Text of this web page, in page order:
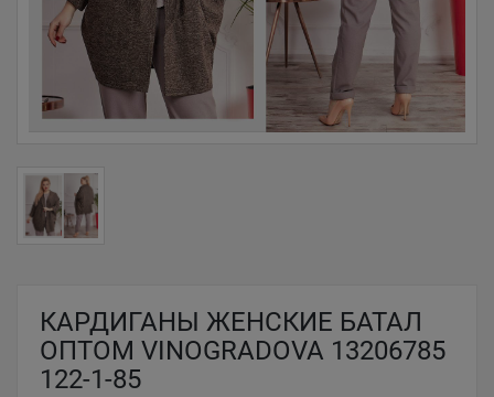
КАРДИГАНЫ ЖЕНСКИЕ БАТАЛ
ОПТОМ VINOGRADOVA 13206785
122-1-85